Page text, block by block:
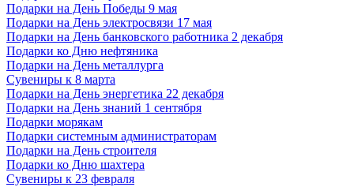
Подарки на День Победы 9 мая
Подарки на День электросвязи 17 мая
Подарки на День банковского работника 2 декабря
Подарки ко Дню нефтяника
Подарки на День металлурга
Сувениры к 8 марта
Подарки на День энергетика 22 декабря
Подарки на День знаний 1 сентября
Подарки морякам
Подарки системным администраторам
Подарки на День строителя
Подарки ко Дню шахтера
Сувениры к 23 февраля